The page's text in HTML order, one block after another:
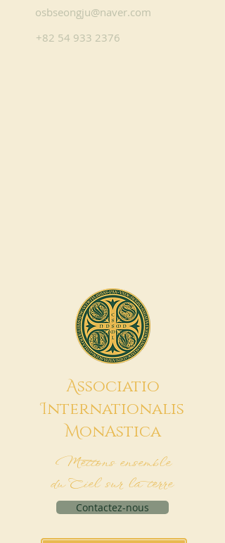
osbseongju@naver.com
+82 54 933 2376
Associatio
Internationalis
MonAstica
Mettons ensemble
du Ciel sur la terre
Contactez-nous